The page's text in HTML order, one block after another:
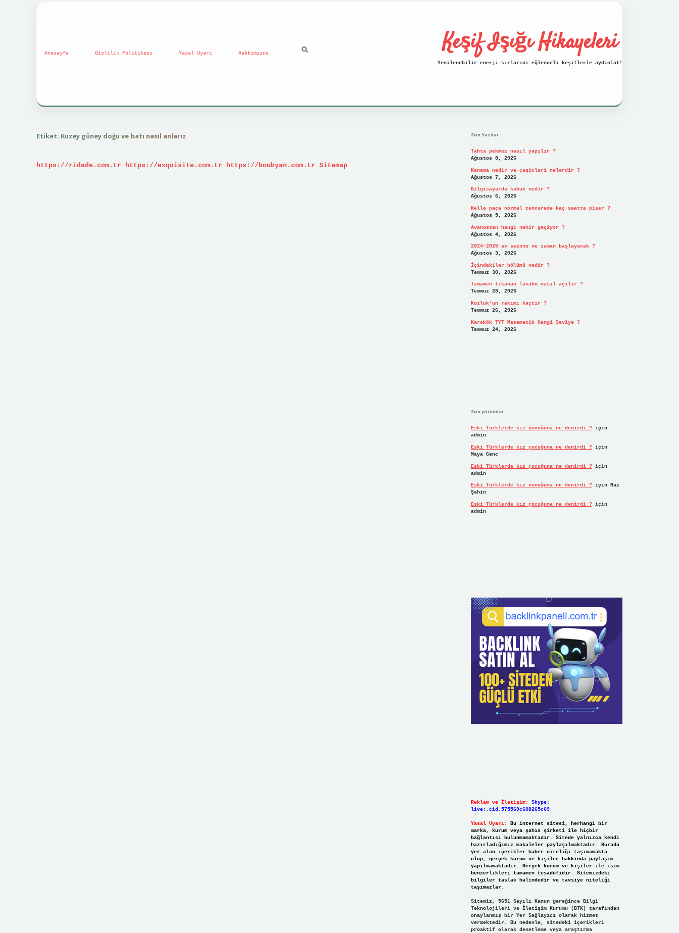
Anasayfa Gizlilik Politikası Yasal Uyarı Hakkımızda Keşif Işığı Hikayeleri
Yenilenebilir enerji sırlarını eğlenceli keşiflerle aydınlat!
Etiket: Kuzey güney doğu ve batı nasıl anlarız
https://ridade.com.tr https://exquisite.com.tr https://boubyan.com.tr Sitemap
Son Yazılar
Tahta pekmez nasıl yapılır ?
Ağustos 8, 2026
Kanama nedir ve çeşitleri nelerdir ?
Ağustos 7, 2026
Bilgisayarda kabuk nedir ?
Ağustos 6, 2026
Kelle paça normal tencerede kaç saatte pişer ?
Ağustos 5, 2026
Avanostan hangi nehir geçiyor ?
Ağustos 4, 2026
2024-2025 av sezonu ne zaman başlayacak ?
Ağustos 3, 2026
İçindekiler bölümü nedir ?
Temmuz 30, 2026
Tamamen tıkanan lavabo nasıl açılır ?
Temmuz 28, 2026
Kozluk’un rakımı kaçtır ?
Temmuz 26, 2026
Karekök TYT Matematik Hangi Seviye ?
Temmuz 24, 2026
Son yorumlar
Eski Türklerde kız çocuğuna ne denirdi ?için
admin
Eski Türklerde kız çocuğuna ne denirdi ?için
Maya Genc
Eski Türklerde kız çocuğuna ne denirdi ?için
admin
Eski Türklerde kız çocuğuna ne denirdi ?için Naz
Şahin
Eski Türklerde kız çocuğuna ne denirdi ?için
admin
Reklam ve İletişim:
Skype:
live:.cid.575569c608265c69
Yasal Uyarı:
Bu internet sitesi, herhangi bir
marka, kurum veya şahıs şirketi ile hiçbir
bağlantısı bulunmamaktadır. Sitede yalnızca kendi
hazırladığımız makaleler paylaşılmaktadır. Burada
yer alan içerikler haber niteliği taşımamakta
olup, gerçek kurum ve kişiler hakkında paylaşım
yapılmamaktadır. Gerçek kurum ve kişiler ile isim
benzerlikleri tamamen tesadüfidir. Sitemizdeki
bilgiler taslak halindedir ve tavsiye niteliği
taşımazlar.
Sitemiz, 5651 Sayılı Kanun gereğince Bilgi
Teknolojileri ve İletişim Kurumu (BTK) tarafından
onaylanmış bir Yer Sağlayıcı olarak hizmet
vermektedir. Bu nedenle, sitedeki içerikleri
proaktif olarak denetleme veya araştırma